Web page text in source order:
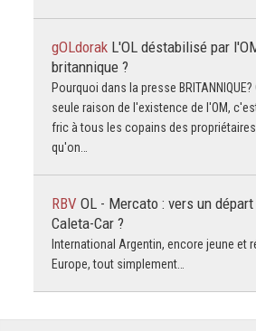
gOLdorak L'OL déstabilisé par
britannique ?
Pourquoi dans la presse
seule raison de l'existence de l'OM,
fric à tous les copains des
qu'on…
RBV OL - Mercato : vers un
Caleta-Car ?
International Argentin, encore jeune et
Europe, tout simplement…